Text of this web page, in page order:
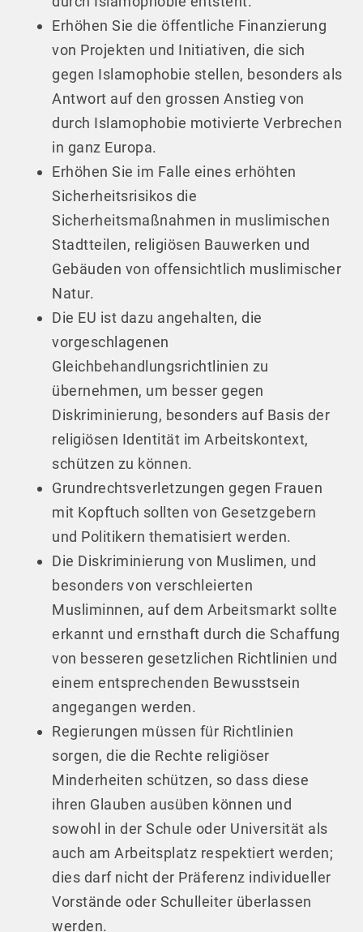
Erhöhen Sie die öffentliche Finanzierung
von Projekten und Initiativen, die sich
gegen Islamophobie stellen, besonders als
Antwort auf den grossen Anstieg von
durch Islamophobie motivierte Verbrechen
in ganz Europa.
Erhöhen Sie im Falle eines erhöhten
Sicherheitsrisikos die
Sicherheitsmaßnahmen in muslimischen
Stadtteilen, religiösen Bauwerken und
Gebäuden von offensichtlich muslimischer
Natur.
Die EU ist dazu angehalten, die
vorgeschlagenen
Gleichbehandlungsrichtlinien zu
übernehmen, um besser gegen
Diskriminierung, besonders auf Basis der
religiösen Identität im Arbeitskontext,
schützen zu können.
Grundrechtsverletzungen gegen Frauen
mit Kopftuch sollten von Gesetzgebern
und Politikern thematisiert werden.
Die Diskriminierung von Muslimen, und
besonders von verschleierten
Musliminnen, auf dem Arbeitsmarkt sollte
erkannt und ernsthaft durch die Schaffung
von besseren gesetzlichen Richtlinien und
einem entsprechenden Bewusstsein
angegangen werden.
Regierungen müssen für Richtlinien
sorgen, die die Rechte religiöser
Minderheiten schützen, so dass diese
ihren Glauben ausüben können und
sowohl in der Schule oder Universität als
auch am Arbeitsplatz respektiert werden;
dies darf nicht der Präferenz individueller
Vorstände oder Schulleiter überlassen
werden.